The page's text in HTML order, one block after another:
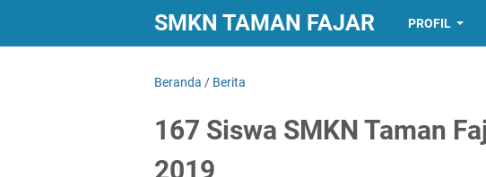
SMKN TAMAN FAJAR PROFIL
Beranda / Berita
167 Siswa SMKN Taman
2019